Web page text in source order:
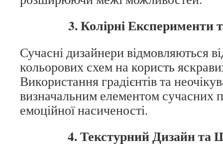
3. Колірні Експерименти
Сучасні дизайнери відмовляються
кольорових схем на користь
Використання градієнтів та
визначальним елементом сучасних
емоційної насиченості.
4. Текстурний Дизайн та